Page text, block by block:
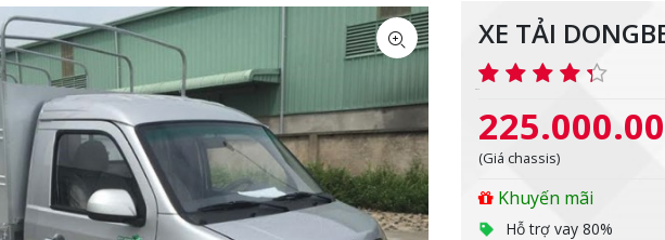
XE TẢI
(Giá chassis)
Khuyến mãi
Hỗ trợ vay 80%